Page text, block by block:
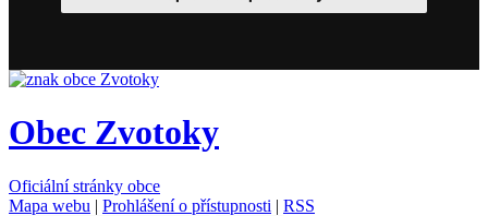
Obec Zvotoky
Oficiální stránky obce
Mapa webu | Prohlášení o přístupnosti | RSS